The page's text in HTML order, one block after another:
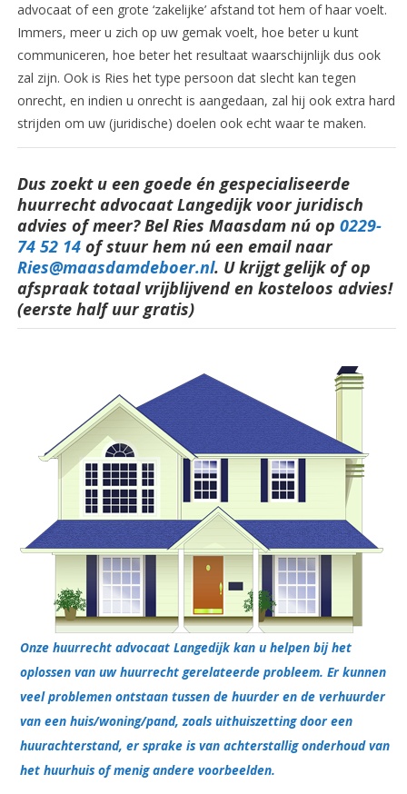
advocaat of een grote ‘zakelijke’ afstand tot hem of haar voelt.
Immers, meer u zich op uw gemak voelt, hoe beter u kunt
communiceren, hoe beter het resultaat waarschijnlijk dus ook
zal zijn. Ook is Ries het type persoon dat slecht kan tegen
onrecht, en indien u onrecht is aangedaan, zal hij ook extra hard
strijden om uw (juridische) doelen ook echt waar te maken.
Dus zoekt u een goede én gespecialiseerde
huurrecht advocaat Langedijk voor juridisch
advies of meer? Bel Ries Maasdam nú op 0229-
74 52 14 of stuur hem nú een email naar
Ries@maasdamdeboer.nl. U krijgt gelijk of op
afspraak totaal vrijblijvend en kosteloos advies!
(eerste half uur gratis)
Onze huurrecht advocaat Langedijk kan u helpen bij het
oplossen van uw huurrecht gerelateerde probleem. Er kunnen
veel problemen ontstaan tussen de huurder en de verhuurder
van een huis/woning/pand, zoals uithuiszetting door een
huurachterstand, er sprake is van achterstallig onderhoud van
het huurhuis of menig andere voorbeelden.